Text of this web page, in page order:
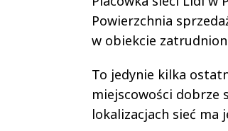
Powierzchnia
w obiekcie
To jedynie kilka
miejscowości dobrze
lokalizacjach sieć ma